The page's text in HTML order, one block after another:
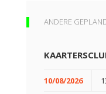
ANDERE
10/08/2026